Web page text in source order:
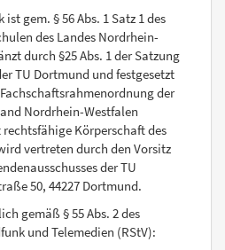
gem. § 56 Abs. 1 Satz 1 des
des Landes Nordrhein-
durch §25 Abs. 1 der Satzung
TU Dortmund und festgesetzt
der
Nordrhein-Westfalen
Körperschaft des
vertreten durch den Vorsitz
der TU
50, 44227 Dortmund.
gemäß § 55 Abs. 2 des
und Telemedien (RStV):